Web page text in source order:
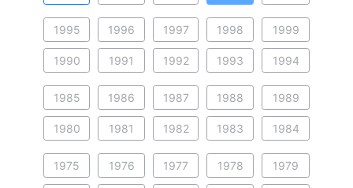
1995 1996 1997 1998 1999
1990 1991 1992 1993 1994
1985 1986 1987 1988 1989
1980 1981 1982 1983 1984
1975 1976 1977 1978 1979